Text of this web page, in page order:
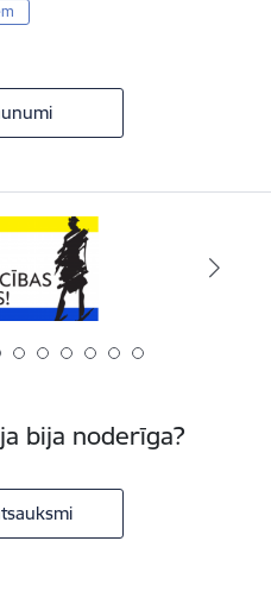
bija noderīga?